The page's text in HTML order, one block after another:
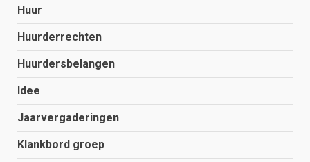
Huur
Huurderrechten
Huurdersbelangen
Idee
Jaarvergaderingen
Klankbord groep